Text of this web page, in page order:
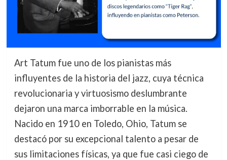
Art Tatum fue uno de los pianistas más
influyentes de la historia del jazz, cuya técnica
revolucionaria y virtuosismo deslumbrante
dejaron una marca imborrable en la música.
Nacido en 1910 en Toledo, Ohio, Tatum se
destacó por su excepcional talento a pesar de
sus limitaciones físicas, ya que fue casi ciego de